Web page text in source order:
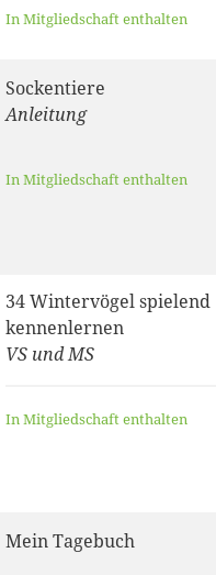
In Mitgliedschaft enthalten
Sockentiere
Anleitung
In Mitgliedschaft enthalten
34 Wintervögel spielend
kennenlernen
VS und MS
In Mitgliedschaft enthalten
Mein Tagebuch